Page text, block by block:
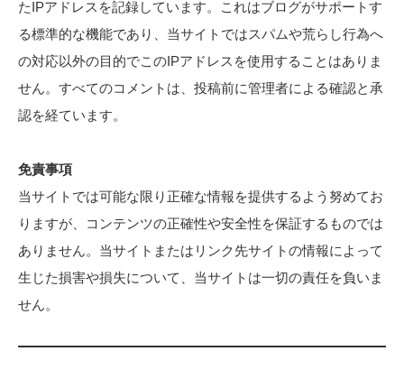
たIPアドレスを記録しています。これはブログがサポートす
る標準的な機能であり、当サイトではスパムや荒らし行為へ
の対応以外の目的でこのIPアドレスを使用することはありま
せん。すべてのコメントは、投稿前に管理者による確認と承
認を経ています。
免責事項
当サイトでは可能な限り正確な情報を提供するよう努めてお
りますが、コンテンツの正確性や安全性を保証するものでは
ありません。当サイトまたはリンク先サイトの情報によって
生じた損害や損失について、当サイトは一切の責任を負いま
せん。